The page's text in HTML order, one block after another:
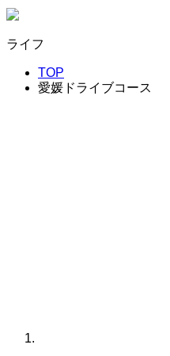
ライフ
TOP
愛媛ドライブコース